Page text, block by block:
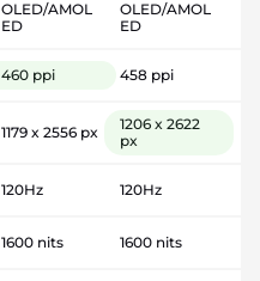
OLED/AMOL
ED
OLED/AMOL
ED
460 ppi 458 ppi
1179 x 2556 px
1206 x 2622
px
120Hz 120Hz
1600 nits 1600 nits